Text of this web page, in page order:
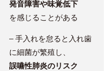
発音障害や味覚低下
を感じることがある
– 手入れを怠ると入れ歯
に細菌が繁殖し、
誤嚥性肺炎のリスク